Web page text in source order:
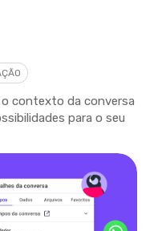
contexto da conversa
para o seu